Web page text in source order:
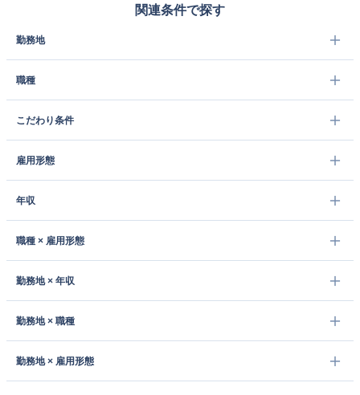
関連条件で探す
勤務地
職種
こだわり条件
雇用形態
年収
職種 × 雇用形態
勤務地 × 年収
勤務地 × 職種
勤務地 × 雇用形態